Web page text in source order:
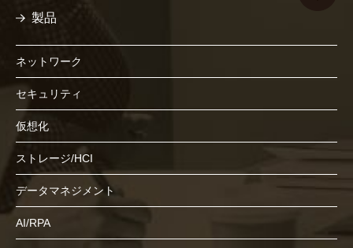
製品
ネットワーク
セキュリティ
仮想化
ストレージ/HCI
データマネジメント
AI/RPA